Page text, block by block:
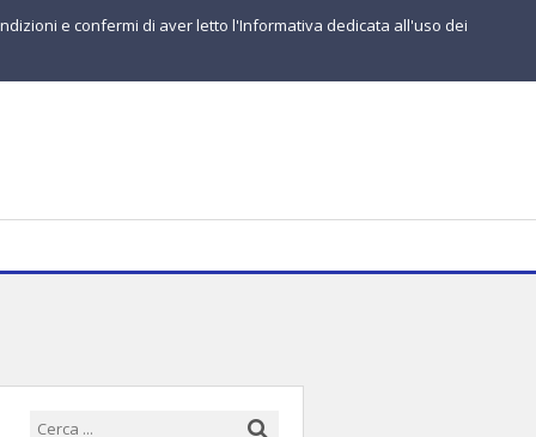
e confermi di aver letto l'Informativa dedicata all'uso dei